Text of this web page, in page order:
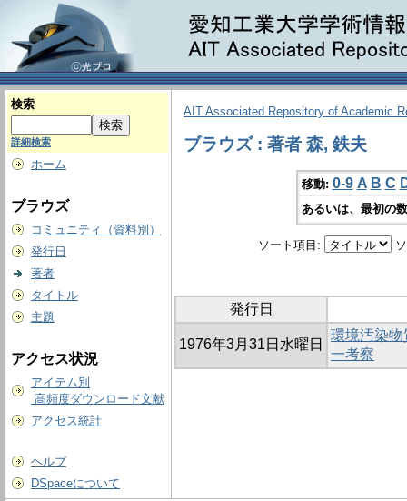
検索
詳細検索
ホーム
ブラウズ
コミュニティ（資料別）
発行日
著者
タイトル
主題
アクセス状況
アイテム別
高頻度ダウンロード文献
アクセス統計
ヘルプ
DSpaceについて
AIT Associated Repository of Academic
ブラウズ : 著者 森, 鉄夫
移動: 0-9 A B C
あるいは、最初の
ソート項目:
発行日
1976年3月31日水曜日
環境汚染
一考察